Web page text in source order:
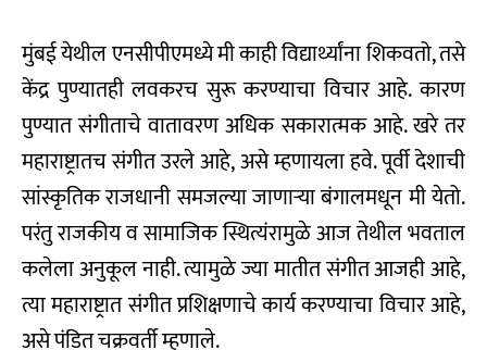
मुंबई येथील एनसीपीएमध्ये मी काही विद्यार्थ्यांना शिकवतो, तसे
केंद्र पुण्यातही लवकरच सुरू करण्याचा विचार आहे. कारण
पुण्यात संगीताचे वातावरण अधिक सकारात्मक आहे. खरे तर
महाराष्ट्रातच संगीत उरले आहे, असे म्हणायला हवे. पूर्वी देशाची
सांस्कृतिक राजधानी समजल्या जाणाऱ्या बंगालमधून मी येतो.
परंतु राजकीय व सामाजिक स्थित्यंरामुळे आज तेथील भवताल
कलेला अनुकूल नाही. त्यामुळे ज्या मातीत संगीत आजही आहे,
त्या महाराष्ट्रात संगीत प्रशिक्षणाचे कार्य करण्याचा विचार आहे,
असे पंडित चक्रवर्ती म्हणाले.